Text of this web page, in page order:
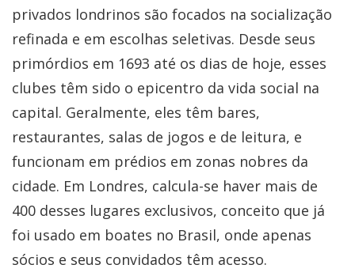
privados londrinos são focados na socialização
refinada e em escolhas seletivas. Desde seus
primórdios em 1693 até os dias de hoje, esses
clubes têm sido o epicentro da vida social na
capital. Geralmente, eles têm bares,
restaurantes, salas de jogos e de leitura, e
funcionam em prédios em zonas nobres da
cidade. Em Londres, calcula-se haver mais de
400 desses lugares exclusivos, conceito que já
foi usado em boates no Brasil, onde apenas
sócios e seus convidados têm acesso.